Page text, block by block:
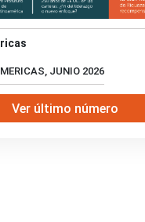
JUNIO 2026
Ver último número